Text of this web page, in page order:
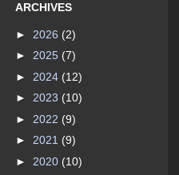
ARCHIVES
► 2026 (2)
► 2025 (7)
► 2024 (12)
► 2023 (10)
► 2022 (9)
► 2021 (9)
► 2020 (10)